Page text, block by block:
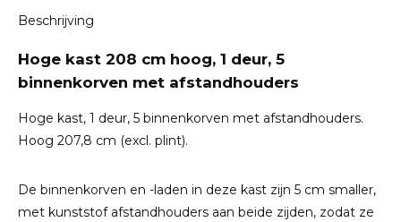
Beschrijving
Hoge kast 208 cm hoog, 1 deur, 5
binnenkorven met afstandhouders
Hoge kast, 1 deur, 5 binnenkorven met afstandhouders.
Hoog 207,8 cm (excl. plint).
De binnenkorven en -laden in deze kast zijn 5 cm smaller,
met kunststof afstandhouders aan beide zijden, zodat ze